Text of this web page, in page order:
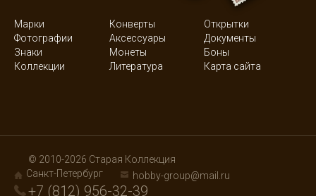
Марки Конверты
Открытки
Фотографии
Аксессуары
Документы
Знаки
Монеты
Боны
Коллекции
Литература Карта сайта
© 2010-2026 Старая Коллекция
Санкт-Петербург
hobby-group@mail.ru
+7 (812) 956-32-39